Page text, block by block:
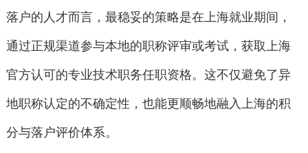
落户的人才而言，最稳妥的策略是在上海就业期间，
通过正规渠道参与本地的职称评审或考试，获取上海
官方认可的专业技术职务任职资格。这不仅避免了异
地职称认定的不确定性，也能更顺畅地融入上海的积
分与落户评价体系。